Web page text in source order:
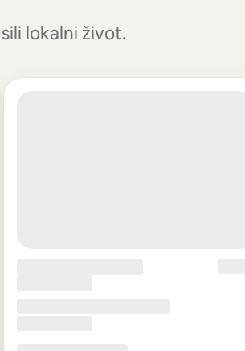
lokalni život.